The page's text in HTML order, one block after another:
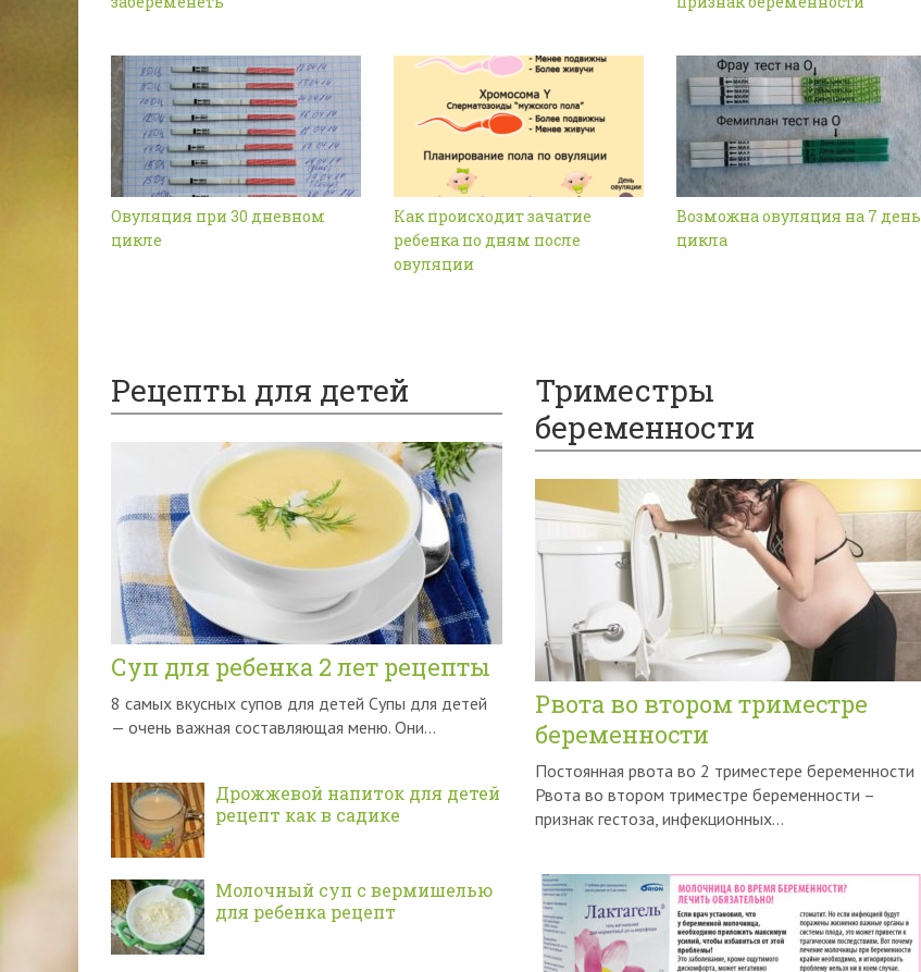
Овуляция при 30 дневном
цикле
Как происходит зачатие
ребенка по дням после
овуляции
Возможна овуляция на 7 день
цикла
Рецепты для детей
Суп для ребенка 2 лет рецепты
8 самых вкусных супов для детей Супы для детей
— очень важная составляющая меню. Они...
Дрожжевой напиток для детей
рецепт как в садике
Молочный суп с вермишелью
для ребенка рецепт
Триместры
беременности
Рвота во втором триместре
беременности
Постоянная рвота во 2 триместере беременности
Рвота во втором триместре беременности –
признак гестоза, инфекционных...